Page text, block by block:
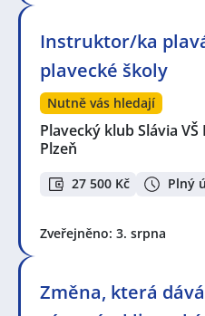
Instruktor/ka
plavecké školy
Nutně vás hledají
Plavecký klub Slávia VŠ
Plzeň
27 500 Kč Plný
Zveřejněno: 3. srpna
Změna, která